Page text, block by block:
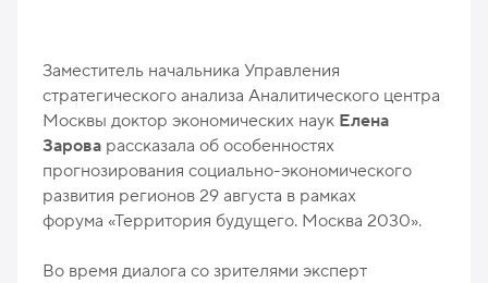
Заместитель начальника Управления
стратегического анализа Аналитического центра
Москвы доктор экономических наук Елена
Зарова рассказала об особенностях
прогнозирования социально-экономического
развития регионов 29 августа в рамках
форума «Территория будущего. Москва 2030».
Во время диалога со зрителями эксперт